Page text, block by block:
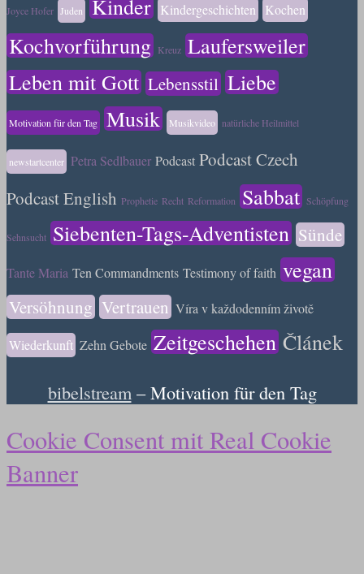
Joyce Hofer Juden Kinder Kindergeschichten Kochen
Kochvorführung Kreuz Laufersweiler
Leben mit Gott Lebensstil Liebe
Motivation für den Tag Musik Musikvideo natürliche Heilmittel
newstartcenter Petra Sedlbauer Podcast Podcast Czech
Podcast English Prophetie Recht Reformation Sabbat Schöpfung
Sehnsucht Siebenten-Tags-Adventisten Sünde
Tante Maria Ten Commandments Testimony of faith vegan
Versöhnung Vertrauen Víra v každodenním životě
Wiederkunft Zehn Gebote Zeitgeschehen Článek
bibelstream– Motivation für den Tag
Cookie Consent mit Real Cookie
Banner